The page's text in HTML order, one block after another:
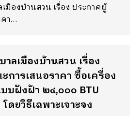
มืองบ้านสวน เรื่อง ประกาศผู้
า…
ลเมืองบ้านสวน เรื่อง
การเสนอราคา ซื้อเครื่อง
บฝังฝ้า ๒๔,๐๐๐ BTU
ดยวิธีเฉพาะเจาะจง